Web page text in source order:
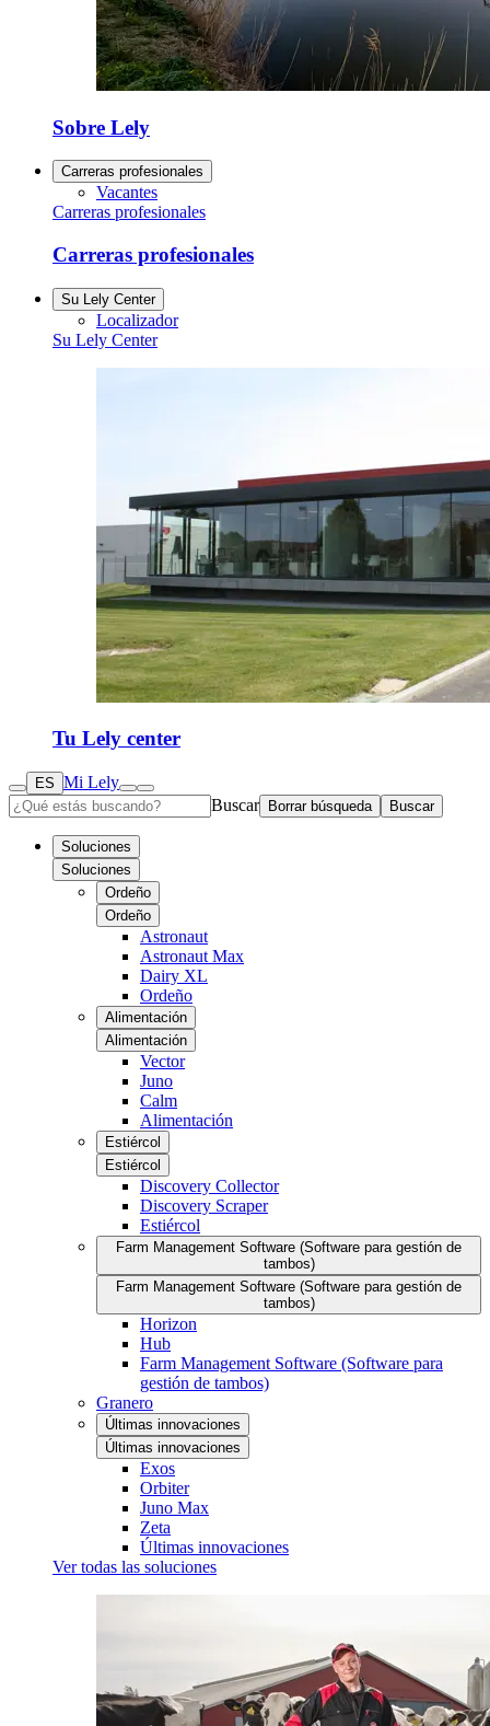
Sobre Lely
Carreras profesionales
Vacantes
Carreras profesionales
Carreras profesionales
Su Lely Center
Localizador
Su Lely Center
Tu Lely center
ES Mi Lely
Buscar
Borrar búsqueda Buscar
Soluciones
Soluciones
Ordeño
Ordeño
Astronaut
Astronaut Max
Dairy XL
Ordeño
Alimentación
Alimentación
Vector
Juno
Calm
Alimentación
Estiércol
Estiércol
Discovery Collector
Discovery Scraper
Estiércol
Farm Management Software (Software para gestión de
tambos)
Farm Management Software (Software para gestión de
tambos)
Horizon
Hub
Farm Management Software (Software para
gestión de tambos)
Granero
Últimas innovaciones
Últimas innovaciones
Exos
Orbiter
Juno Max
Zeta
Últimas innovaciones
Ver todas las soluciones